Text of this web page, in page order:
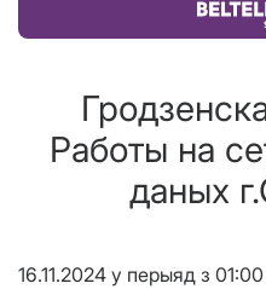
Работы на
даных
16.11.2024 у перыяд з 01:00